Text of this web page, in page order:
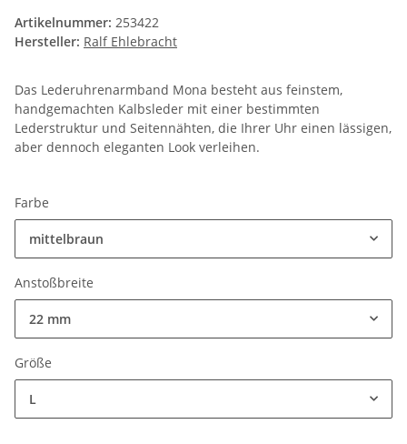
Artikelnummer: 253422
Hersteller: Ralf Ehlebracht
Das Lederuhrenarmband Mona besteht aus feinstem,
handgemachten Kalbsleder mit einer bestimmten
Lederstruktur und Seitennähten, die Ihrer Uhr einen lässigen,
aber dennoch eleganten Look verleihen.
Farbe
mittelbraun
Anstoßbreite
22 mm
Größe
L